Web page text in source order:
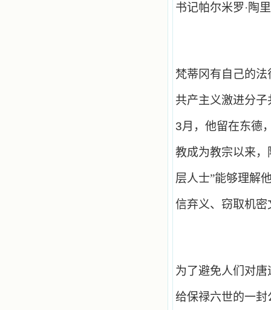
书记帕尔米罗·陶
梵蒂冈有自己的
共产主义激进分
3月，他留在东德
教成为教宗以来，
层人士”能够理解
信弃义、窃取机
为了避免人们对唐
给保禄六世的一